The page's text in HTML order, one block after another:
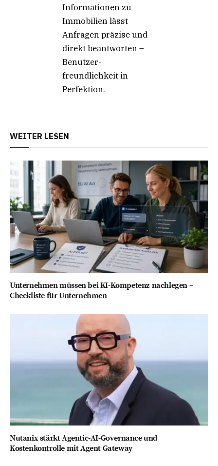
Informationen zu
Immobilien lässt
Anfragen präzise und
direkt beantworten –
Benutzer-
freundlichkeit in
Perfektion.
WEITER LESEN
Unternehmen müssen bei KI-Kompetenz nachlegen –
Checkliste für Unternehmen
Nutanix stärkt Agentic-AI-Governance und
Kostenkontrolle mit Agent Gateway